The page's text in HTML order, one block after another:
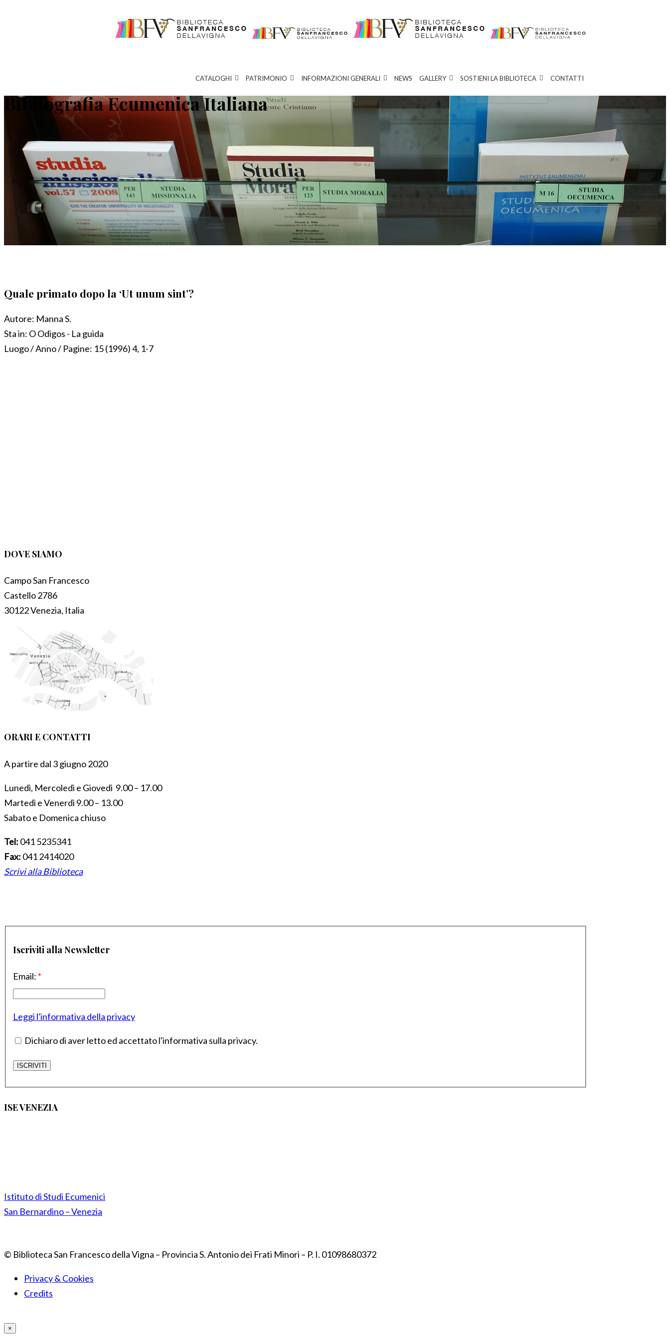
CATALOGHI PATRIMONIO INFORMAZIONI GENERALI NEWS GALLERY SOSTIENI LA BIBLIOTECA CONTATTI
Bibliografia Ecumenica Italiana
Quale primato dopo la ‘Ut unum sint’?
Autore: Manna S.
Sta in: O Odigos - La guida
Luogo / Anno / Pagine: 15 (1996) 4, 1-7
DOVE SIAMO
Campo San Francesco
Castello 2786
30122 Venezia, Italia
ORARI E CONTATTI
A partire dal 3 giugno 2020
Lunedì, Mercoledì e Giovedì 9.00 – 17.00
Martedì e Venerdì 9.00 – 13.00
Sabato e Domenica chiuso
Tel: 041 5235341
Fax: 041 2414020
Scrivi alla Biblioteca
Iscriviti alla Newsletter
Email: *
Leggi l'informativa della privacy
Dichiaro di aver letto ed accettato l'informativa sulla privacy.
ISE VENEZIA
Istituto di Studi Ecumenici
San Bernardino – Venezia
© Biblioteca San Francesco della Vigna – Provincia S. Antonio dei Frati Minori – P. I. 01098680372
Privacy & Cookies
Credits
×